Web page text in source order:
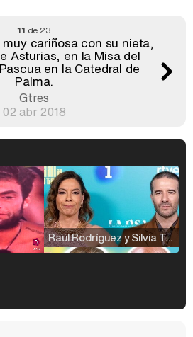
11 de 23
cariñosa con su nieta,
Asturias, en la Misa del
en la Catedral de
Palma.
Gtres
02 abr 2018
Raúl Rodríguez y Silvia Taulés nos cuentan su papel en 'La familia de la tele'